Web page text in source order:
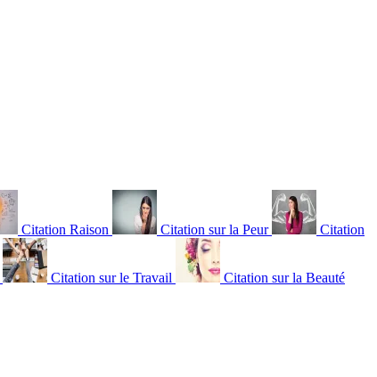
Citation Raison Citation sur la Peur Citation
Citation sur le Travail Citation sur la Beauté